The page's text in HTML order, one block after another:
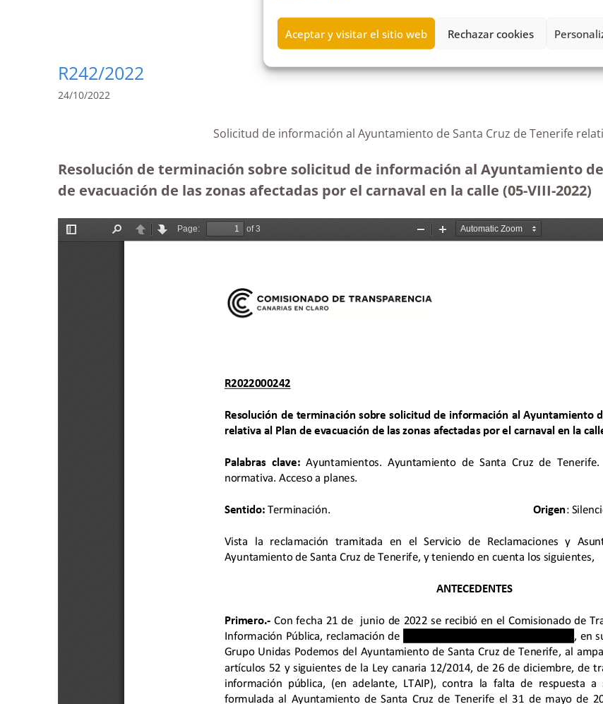
Aceptar y visitar el sitio web Rechazar cookies
R242/2022
24/10/2022
Solicitud de información al Ayuntamiento de Santa Cruz de Tenerife
Resolución de terminación sobre solicitud de información al Ayuntamiento
de evacuación de las zonas afectadas por el carnaval en la calle (05-VIII-2022)